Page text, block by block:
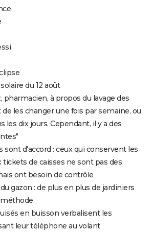
du 12 août
pharmacien, à propos du lavage des
de les changer une fois par semaine, ou
les dix jours. Cependant, il y a des
sont d'accord : ceux qui conservent les
tickets de caisses ne sont pas des
ont besoin de contrôle
gazon : de plus en plus de jardiniers
en buisson verbalisent les
leur téléphone au volant